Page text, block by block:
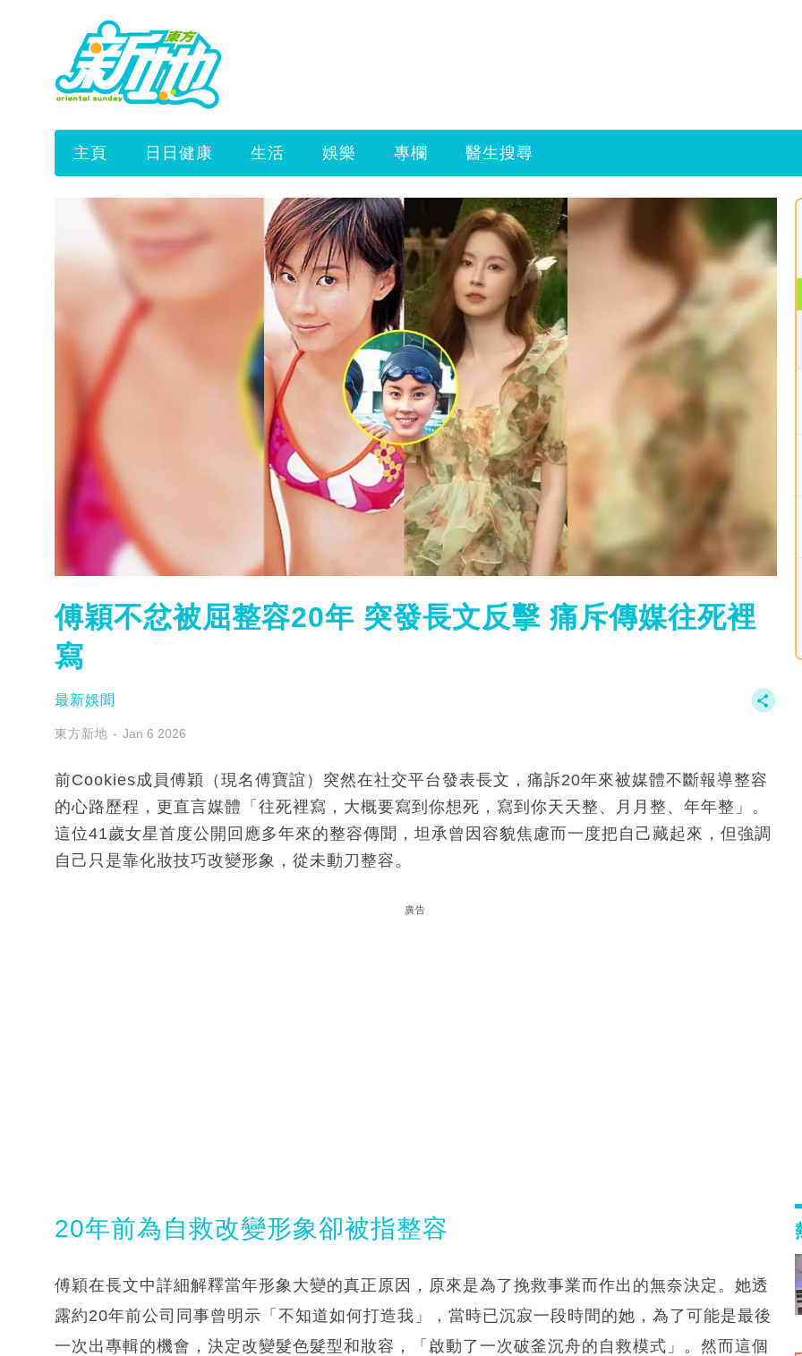
主頁 日日健康 生活 娛樂 專欄 醫生搜尋
傅穎不忿被屈整容20年 突發長文反擊 痛斥傳媒往死裡
寫
最新娛聞
東方新地 Jan 6 2026
前Cookies成員傅穎（現名傅寶誼）突然在社交平台發表長文，痛訴20年來被媒體不斷報導整容
的心路歷程，更直言媒體「往死裡寫，大概要寫到你想死，寫到你天天整、月月整、年年整」。
這位41歲女星首度公開回應多年來的整容傳聞，坦承曾因容貌焦慮而一度把自己藏起來，但強調
自己只是靠化妝技巧改變形象，從未動刀整容。
廣告
20年前為自救改變形象卻被指整容
傅穎在長文中詳細解釋當年形象大變的真正原因，原來是為了挽救事業而作出的無奈決定。她透
露約20年前公司同事曾明示「不知道如何打造我」，當時已沉寂一段時間的她，為了可能是最後
一次出專輯的機會，決定改變髮色髮型和妝容，「啟動了一次破釜沉舟的自救模式」。然而這個